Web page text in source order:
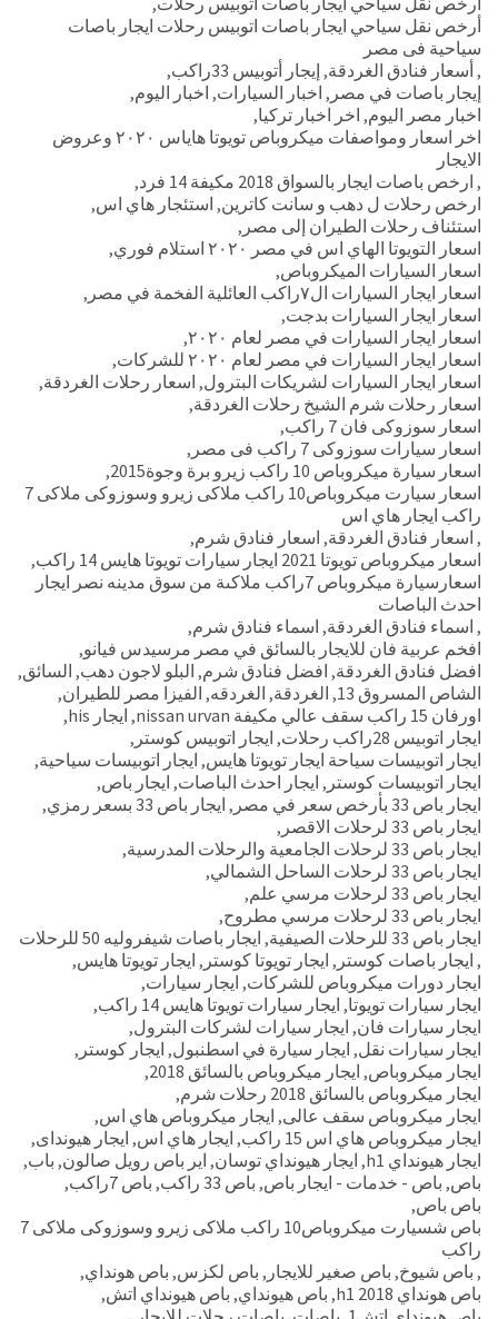
أرخص نقل سياحي ايجار باصات اتوبيس رحلات ايجار باصات
سياحية فى مصر
,أسعار فنادق الغردقة, إيجار أتوبيس 33راكب
,
إيجار باصات في مصر , اخبار السيارات, اخبار اليوم,
اخبار مصر اليوم, اخر اخبار تركيا,
اخر اسعار ومواصفات ميكروباص تويوتا هاياس ٢٠٢٠ وعروض
الايجار
, ارخص باصات ايجار بالسواق 2018 مكيفة 14 فرد
,
ارخص رحلات ل دهب و سانت كاترين, استئجار هاي اس,
استئناف رحلات الطيران إلى مصر ,
اسعار التويوتا الهاي اس في مصر ٢٠٢٠ استلام فوري
,
اسعار السيارات الميكروباص,
اسعار ايجار السيارات ال٧راكب العائلية الفخمة في مصر
,
اسعار ايجار السيارات بدجت,
اسعار ايجار السيارات في مصر لعام ٢٠٢٠
,
اسعار ايجار السيارات في مصر لعام ٢٠٢٠ للشركات
,
اسعار ايجار السيارات لشريكات البترول, اسعار رحلات الغردقة,
اسعار رحلات شرم الشيخ رحلات الغردقة,
اسعار سوزوكى فان 7 راكب
,
اسعار سيارات سوزوكى 7 راكب فى مصر
,
اسعار سيارة ميكروباص 10 راكب زيرو برة وجوة2015
,
اسعار سيارت ميكروباص10 راكب ملاكى زيرو وسوزوكى ملاكى 7
راكب ايجار هاي اس
, اسعار فنادق الغردقة, اسعار فنادق شرم,
اسعار ميكروباص تويوتا 2021 ايجار سيارات تويوتا هايس 14 راكب
,
اسعارسيارة ميكروباص 7راكب ملاكىة من سوق مدينه نصر ايجار
احدث الباصات
, اسماء فنادق الغردقة, اسماء فنادق شرم,
افخم عربية فان للايجار بالسائق في مصر مرسيدس فيانو,
افضل فنادق الغردقة, افضل فنادق شرم, البلو لاجون دهب, السائق,
الشاص المسروق 13
, الغردقة, الغردقه, الفيزا مصر للطيران,
اورفان 15 راكب سقف عالي مكيفة nissan urvan
, ايجار his
,
ايجار اتوبيس 28راكب رحلات
, ايجار اتوبيس كوستر ,
ايجار اتوبيسات سياحة ايجار تويوتا هايس, ايجار اتوبيسات سياحية,
ايجار اتوبيسات كوستر , ايجار احدث الباصات, ايجار باص,
ايجار باص 33 بأرخص سعر في مصر
, ايجار باص 33 بسعر رمزي
,
ايجار باص 33 لرحلات الاقصر
,
ايجار باص 33 لرحلات الجامعية والرحلات المدرسية
,
ايجار باص 33 لرحلات الساحل الشمالي
,
ايجار باص 33 لرحلات مرسي علم
,
ايجار باص 33 لرحلات مرسي مطروح
,
ايجار باص 33 للرحلات الصيفية
, ايجار باصات شيفروليه 50 للرحلات
, ايجار باصات كوستر , ايجار تويوتا كوستر , ايجار تويوتا هايس,
ايجار دورات ميكروباص للشركات, ايجار سيارات,
ايجار سيارات تويوتا, ايجار سيارات تويوتا هايس 14 راكب
,
ايجار سيارات فان, ايجار سيارات لشركات البترول,
ايجار سيارات نقل, ايجار سيارة في اسطنبول, ايجار كوستر ,
ايجار ميكروباص, ايجار ميكروباص بالسائق 2018
,
ايجار ميكروباص بالسائق 2018 رحلات شرم
,
ايجار ميكروباص سقف عالى, ايجار ميكروباص هاي اس,
ايجار ميكروباص هاي اس 15 راكب
, ايجار هاي اس, ايجار هيونداى,
ايجار هيونداي h1
, ايجار هيونداي توسان, اير باص رويل صالون, باب,
باص, باص - خدمات - ايجار باص, باص 33 راكب , باص 7راكب
,
باص باص,
باص شسيارت ميكروباص10 راكب ملاكى زيرو وسوزوكى ملاكى 7
راكب
, باص شيوخ, باص صغير للايجار , باص لكزس, باص هونداي,
باص هونداي h1 2018
, باص هيونداي, باص هيونداي اتش,